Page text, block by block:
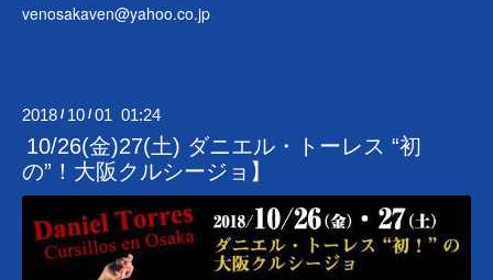
venosakaven@yahoo.co.jp
2018 / 10 /01 01:24
10/26(金)27(土) ダニエル・トーレス “初
の”！大阪クルシージョ】